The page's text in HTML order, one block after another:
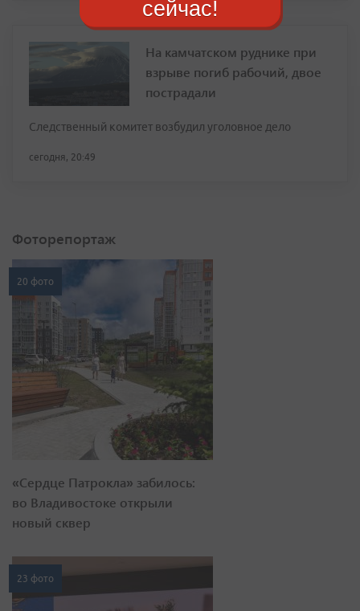
На камчатском руднике при
взрыве погиб рабочий, двое
пострадали
Следственный комитет возбудил уголовное дело
сегодня, 20:49
Фоторепортаж
20 фото
«Сердце Патрокла» забилось:
во Владивостоке открыли
новый сквер
23 фото
сейчас!